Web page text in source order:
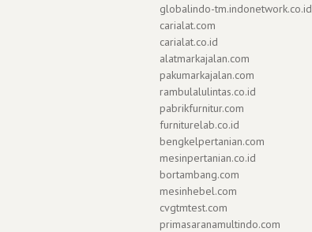
globalindo-tm.indonetwork.co.id
carialat.com
carialat.co.id
alatmarkajalan.com
pakumarkajalan.com
rambulalulintas.co.id
pabrikfurnitur.com
furniturelab.co.id
bengkelpertanian.com
mesinpertanian.co.id
bortambang.com
mesinhebel.com
cvgtmtest.com
primasaranamultindo.com